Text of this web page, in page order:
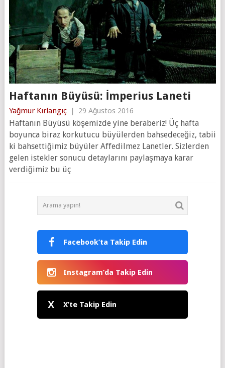
Haftanın Büyüsü: İmperius Laneti
Yağmur Kırlangıç | 29 Ağustos 2016
Haftanın Büyüsü köşemizde yine beraberiz! Üç hafta
boyunca biraz korkutucu büyülerden bahsedeceğiz, tabii
ki bahsettiğimiz büyüler Affedilmez Lanetler. Sizlerden
gelen istekler sonucu detaylarını paylaşmaya karar
verdiğimiz bu üç
Facebook’ta Takip Edin
Instagram’da Takip Edin
X X’te Takip Edin